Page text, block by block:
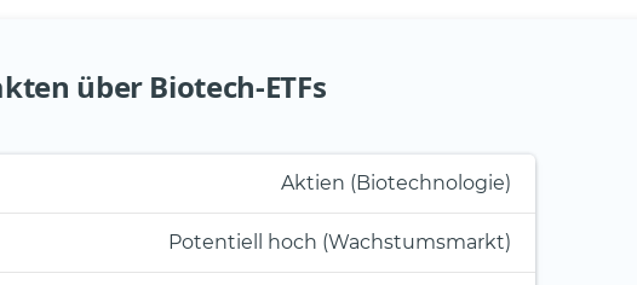
über Biotech-ETFs
Aktien (Biotechnologie)
Potentiell hoch (Wachstumsmarkt)